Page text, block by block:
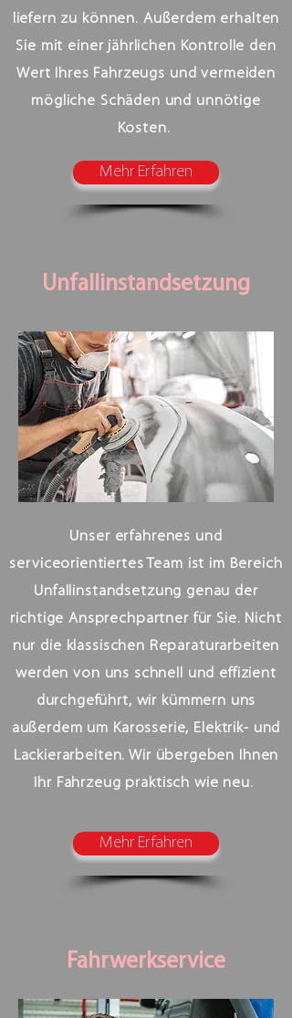
liefern zu können. Außerdem erhalten
Sie mit einer jährlichen Kontrolle den
Wert Ihres Fahrzeugs und vermeiden
mögliche Schäden und unnötige
Kosten.
Mehr Erfahren
Unfallinstandsetzung
Unser erfahrenes und
serviceorientiertes Team ist im Bereich
Unfallinstandsetzung genau der
richtige Ansprechpartner für Sie. Nicht
nur die klassischen Reparaturarbeiten
werden von uns schnell und effizient
durchgeführt, wir kümmern uns
außerdem um Karosserie, Elektrik- und
Lackierarbeiten. Wir übergeben Ihnen
Ihr Fahrzeug praktisch wie neu.
Mehr Erfahren
Fahrwerkservice